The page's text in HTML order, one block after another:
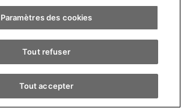
avancée, mais aussi durable.
pièces du véhicule sont fabriquées
recyclés, ce qui souligne les
d’Audi.
Trouver une voiture
Paramètres des cookies
Tout refuser
Tout accepter